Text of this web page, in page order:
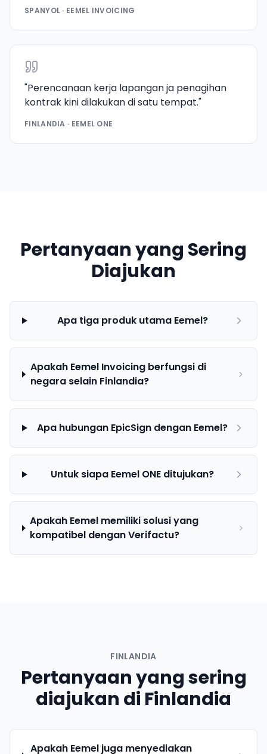
SPANYOL · EEMEL INVOICING
"Perencanaan kerja lapangan ja penagihan
kontrak kini dilakukan di satu tempat."
FINLANDIA · EEMEL ONE
Pertanyaan yang Sering
Diajukan
Apa tiga produk utama Eemel?
Apakah Eemel Invoicing berfungsi di
negara selain Finlandia?
Apa hubungan EpicSign dengan Eemel?
Untuk siapa Eemel ONE ditujukan?
Apakah Eemel memiliki solusi yang
kompatibel dengan Verifactu?
FINLANDIA
Pertanyaan yang sering
diajukan di Finlandia
Apakah Eemel juga menyediakan